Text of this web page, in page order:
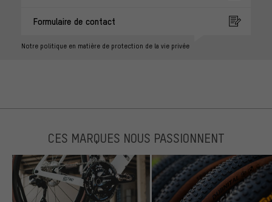
Formulaire de contact
Notre politique en matière de protection de la vie privée
CES MARQUES NOUS PASSIONNENT